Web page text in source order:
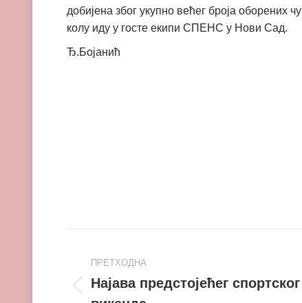
добијена због укупно већег броја оборених
колу иду у госте екипи СПЕНС у Нови Сад.
Ђ.Бојанић
navigation
ПРЕТХОДНА
Претходни
Најава предстојећег спортског